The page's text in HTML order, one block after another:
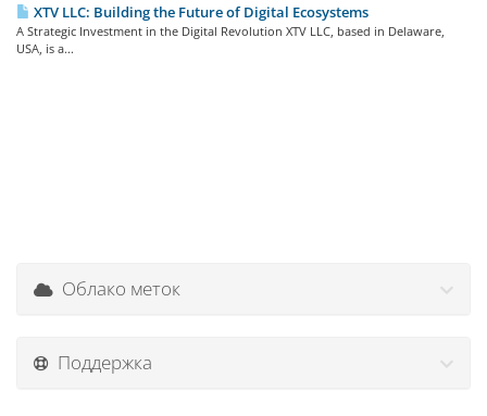
XTV LLC: Building the Future of Digital Ecosystems
A Strategic Investment in the Digital Revolution XTV LLC, based in Delaware,
USA, is a...
Облако меток
Поддержка